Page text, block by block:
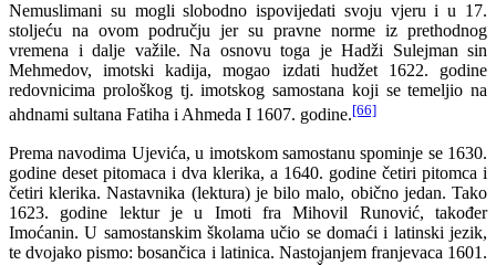
Nemuslimani su mogli slobodno ispovijedati svoju vjeru i u 17.
stoljeću na ovom području jer su pravne norme iz prethodnog
vremena i dalje važile. Na osnovu toga je Hadži Sulejman sin
Mehmedov, imotski kadija, mogao izdati hudžet 1622. godine
redovnicima prološkog tj. imotskog samostana koji se temeljio na
ahdnami sultana Fatiha i Ahmeda I 1607. godine.[66]
Prema navodima Ujevića, u imotskom samostanu spominje se 1630.
godine deset pitomaca i dva klerika, a 1640. godine četiri pitomca i
četiri klerika. Nastavnika (lektura) je bilo malo, obično jedan. Tako
1623. godine lektur je u Imoti fra Mihovil Runović, također
Imoćanin. U samostanskim školama učio se domaći i latinski jezik,
te dvojako pismo: bosančica i latinica. Nastojanjem franjevaca 1601.